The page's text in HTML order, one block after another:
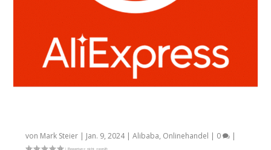
von Mark Steier | Jan. 9, 2024|Alibaba, Onlinehandel | 0 |